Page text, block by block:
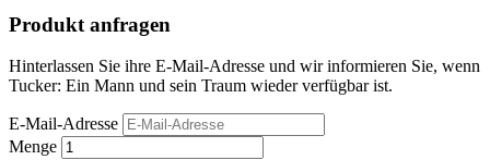
Produkt anfragen
Hinterlassen Sie ihre E-Mail-Adresse und wir informieren Sie, wenn
Tucker: Ein Mann und sein Traum wieder verfügbar ist.
E-Mail-Adresse
Menge